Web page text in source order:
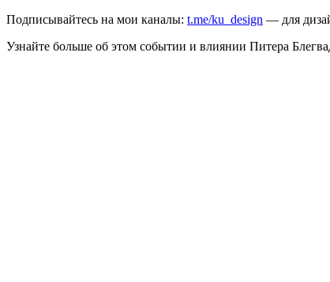
Подписывайтесь на мои каналы: t.me/ku_design — для
Узнайте больше об этом событии и влиянии Питера